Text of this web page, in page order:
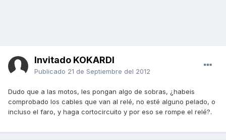
Invitado KOKARDI
Publicado 21 de Septiembre del 2012
Dudo que a las motos, les pongan algo de sobras, ¿habeis
comprobado los cables que van al relé, no esté alguno pelado, o
incluso el faro, y haga cortocircuito y por eso se rompe el relé?.